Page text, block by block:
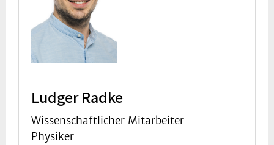
Ludger Radke
Wissenschaftlicher Mitarbeiter
Physiker